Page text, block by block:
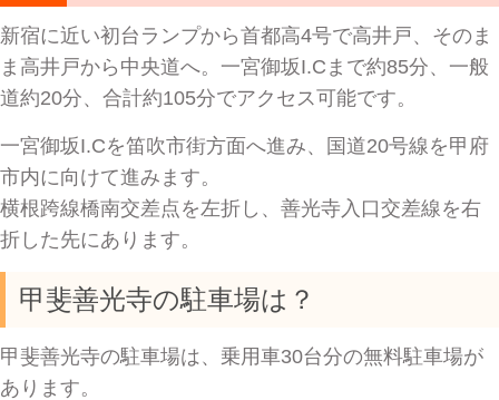
新宿に近い初台ランプから首都高4号で高井戸、そのま
ま高井戸から中央道へ。一宮御坂I.Cまで約85分、一般
道約20分、合計約105分でアクセス可能です。
一宮御坂I.Cを笛吹市街方面へ進み、国道20号線を甲府
市内に向けて進みます。
横根跨線橋南交差点を左折し、善光寺入口交差線を右
折した先にあります。
甲斐善光寺の駐車場は？
甲斐善光寺の駐車場は、乗用車30台分の無料駐車場が
あります。